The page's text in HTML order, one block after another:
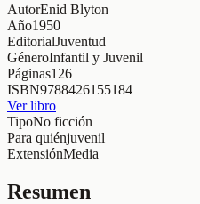
AutorEnid Blyton
Año1950
EditorialJuventud
GéneroInfantil y Juvenil
Páginas126
ISBN9788426155184
Ver libro
TipoNo ficción
Para quiénjuvenil
ExtensiónMedia
Resumen